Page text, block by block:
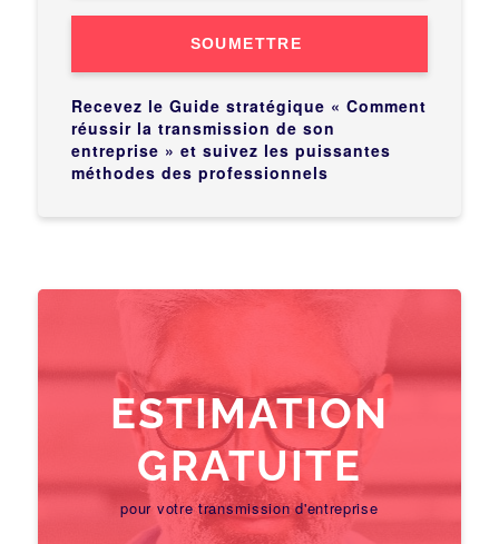
SOUMETTRE
Recevez le Guide stratégique « Comment
réussir la transmission de son
entreprise » et suivez les puissantes
méthodes des professionnels
ESTIMATION
GRATUITE
pour votre transmission d'entreprise